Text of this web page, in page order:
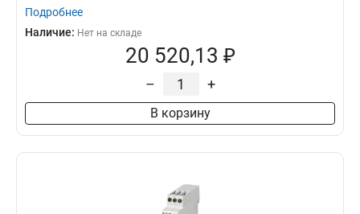
Подробнее
Наличие: Нет на складе
20 520,13 ₽
– +
В корзину